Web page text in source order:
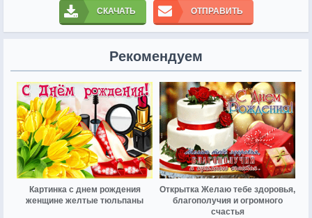
СКАЧАТЬ ОТПРАВИТЬ
Рекомендуем
Картинка с днем рождения
женщине желтые тюльпаны
Открытка Желаю тебе здоровья,
благополучия и огромного
счастья